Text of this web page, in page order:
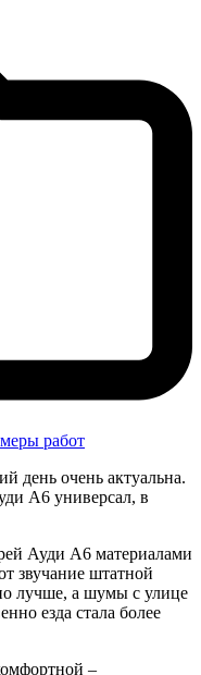
работ
день очень актуальна.
А6 универсал, в
Ауди А6 материалами
звучание штатной
лучше, а шумы с улице
езда стала более
–